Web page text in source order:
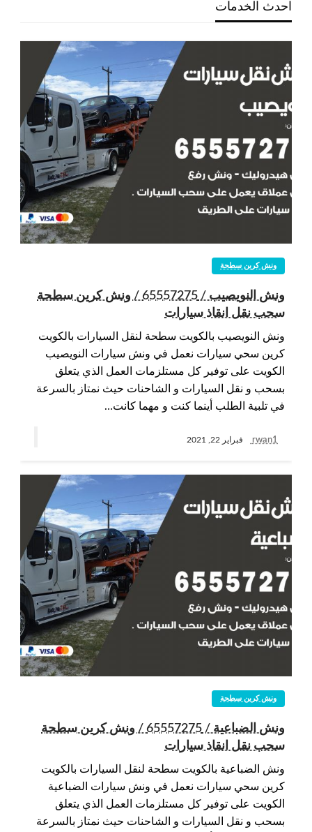
احدث الخدمات
ونش كرين سطحة
ونش النويصيب / 65557275 / ونش كرين سطحة
سحب نقل انقاذ سيارات
ونش النويصيب بالكويت سطحة لنقل السيارات بالكويت
كرين سحي سيارات نعمل في ونش سيارات النويصيب
الكويت على توفير كل مستلزمات العمل الذي يتعلق
بسحب و نقل السيارات و الشاحنات حيث نمتاز بالسرعة
في تلبية الطلب أينما كنت و مهما كانت…
rwan1 فبراير 22, 2021
ونش كرين سطحة
ونش الضباعية / 65557275 / ونش كرين سطحة
سحب نقل انقاذ سيارات
ونش الضباعية بالكويت سطحة لنقل السيارات بالكويت
كرين سحي سيارات نعمل في ونش سيارات الضباعية
الكويت على توفير كل مستلزمات العمل الذي يتعلق
بسحب و نقل السيارات و الشاحنات حيث نمتاز بالسرعة